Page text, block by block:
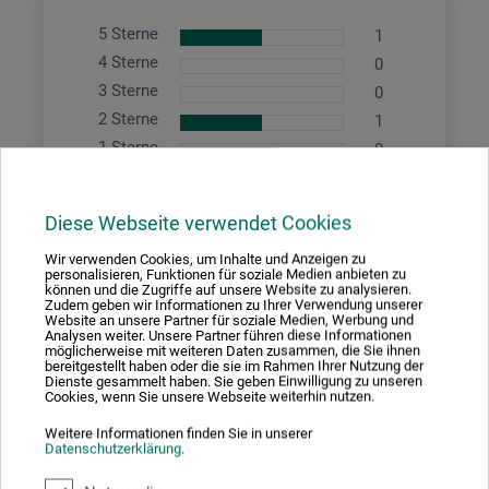
Diese Webseite verwendet Cookies
Wir verwenden Cookies, um Inhalte und Anzeigen zu
personalisieren, Funktionen für soziale Medien anbieten zu
können und die Zugriffe auf unsere Website zu analysieren.
Zudem geben wir Informationen zu Ihrer Verwendung unserer
Website an unsere Partner für soziale Medien, Werbung und
Analysen weiter. Unsere Partner führen diese Informationen
möglicherweise mit weiteren Daten zusammen, die Sie ihnen
bereitgestellt haben oder die sie im Rahmen Ihrer Nutzung der
Dienste gesammelt haben. Sie geben Einwilligung zu unseren
Cookies, wenn Sie unsere Webseite weiterhin nutzen.
Weitere Informationen finden Sie in unserer
Datenschutzerklärung.
5 Sterne
1
4 Sterne
0
3 Sterne
0
2 Sterne
1
1 Sterne
0
Sagen Sie Ihre Meinung zu diesem Produkt
JETZT PRODUKT BEWERTEN
Gewebe scheint durch